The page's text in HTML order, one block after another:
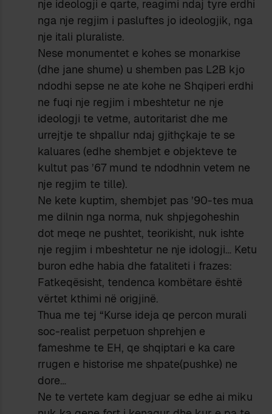
nje ideologji e qarte, reagimi ndaj tyre erdhi
nga nje regjim i pasluftes jo ideologjik, nga
nje itali pluraliste.
Nese monumentet e kohes se monarkise
(dhe jane shume) u shemben pas L2B kjo
ndodhi sepse ne ate kohe ne Shqiperi erdhi
ne fuqi nje regjim i mbeshtetur ne nje
ideologji te vetme, autoritarist dhe me
urrejtje te shpallur ndaj gjithçkaje te se
kaluares (edhe shembjet e objekteve te
kultut pas ’67 mund te ndodhnin vetem ne
nje regjim te tille).
Ne kete kuptim, shembjet pas ’90-tes mua
me dilnin nga norma, nuk shpjegoheshin
dot meqe ne pushtet, teorikisht, nuk ishte
nje regjim i mbeshtetur ne nje idologji… Ketu
buron edhe habia dhe fataliteti i frazes:
Fatkeqësisht, tendenca kombëtare është
vërtet kthimi në origjinë.
Thua me tej “Kurse ideja qe percon murali
soc-realist perpetuon shprehjen e
fameshme te EH, qe shqiptari e ka care
rrugen e historise me shpate(pushke) ne
dore…
Ne te vertete kam degjuar se edhe ai miku